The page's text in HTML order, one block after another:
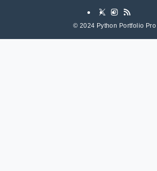
© 2024 Python Portfolio Pro